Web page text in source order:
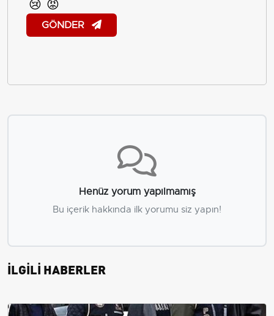
😢 😡
GÖNDER
Henüz yorum yapılmamış
Bu içerik hakkında ilk yorumu siz yapın!
İLGİLİ HABERLER